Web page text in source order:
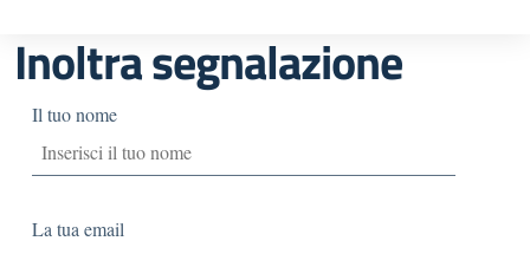
Inoltra segnalazione
Il tuo nome
La tua email